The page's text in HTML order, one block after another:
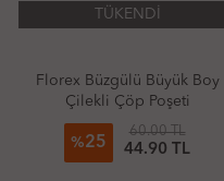
TÜKENDİ
Florex Büzgülü Büyük Boy
Çilekli Çöp Poşeti
%25
60.00 TL
44.90 TL